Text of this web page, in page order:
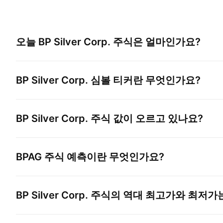
오늘 BP Silver Corp. 주식은 얼마인가요?
BP Silver Corp. 심볼 티커란 무엇인가요?
BP Silver Corp. 주식 값이 오르고 있나요?
BPAG 주식 예측이란 무엇인가요?
BP Silver Corp. 주식의 역대 최고가와 최저가